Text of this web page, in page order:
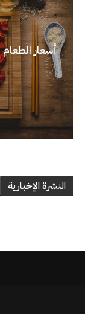
أسعار
النشرة الإخبارية